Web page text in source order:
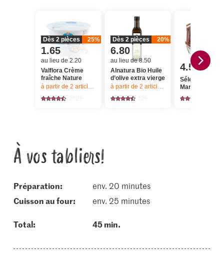
Dès 2 pièces 25%
1.65
au lieu de 2.20
Valflora Crème
fraîche Nature
à partir de 2 articles, Offre valable du 6.8 au 12.8.2026, jusqu’à
Dès 2 pièces 20%
6.80
au lieu de 8.50
Alnatura Bio Huile
d’olive extra vierge
à partir de 2 articles, Offre valable du
4.50
Sélection
Marsanino
À vos tabliers!
Préparation:
env. 20 minutes
cuisson au four:
env. 25 minutes
Total: 45 min.